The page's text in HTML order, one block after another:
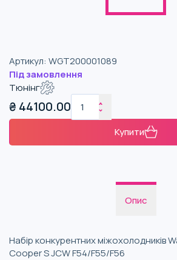
Артикул: WGT200001089
Під замовлення
Тюнінг
₴ 44100.00
Купити
Опис
Набір конкурентних міжохолодників
Cooper S JCW F54/F55/F56